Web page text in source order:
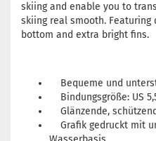
skiing and enable you to
skiing real smooth.
bottom and extra bright fins.
Bequeme und
Bindungsgröße: US
Glänzende,
Grafik gedruckt mit